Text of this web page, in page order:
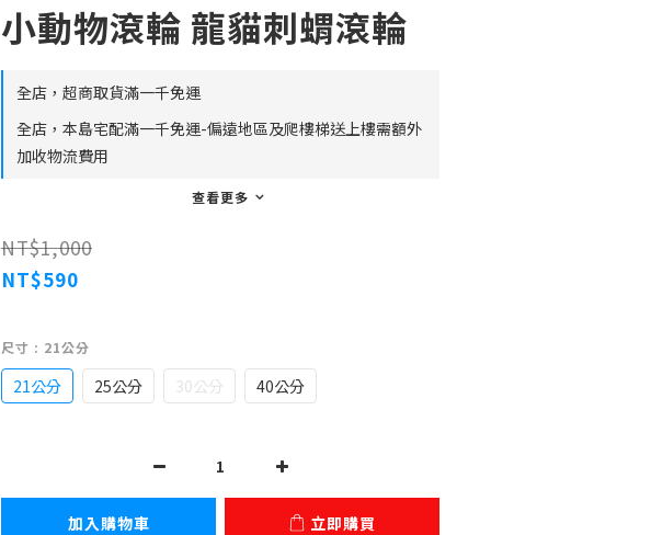
小動物滾輪 龍貓刺蝟滾輪
全店，超商取貨滿一千免運
全店，本島宅配滿一千免運-偏遠地區及爬樓梯送上樓需額外
加收物流費用
查看更多
NT$1,000
NT$590
尺寸 : 21公分
21公分 25公分 30公分 40公分
加入購物車 立即購買